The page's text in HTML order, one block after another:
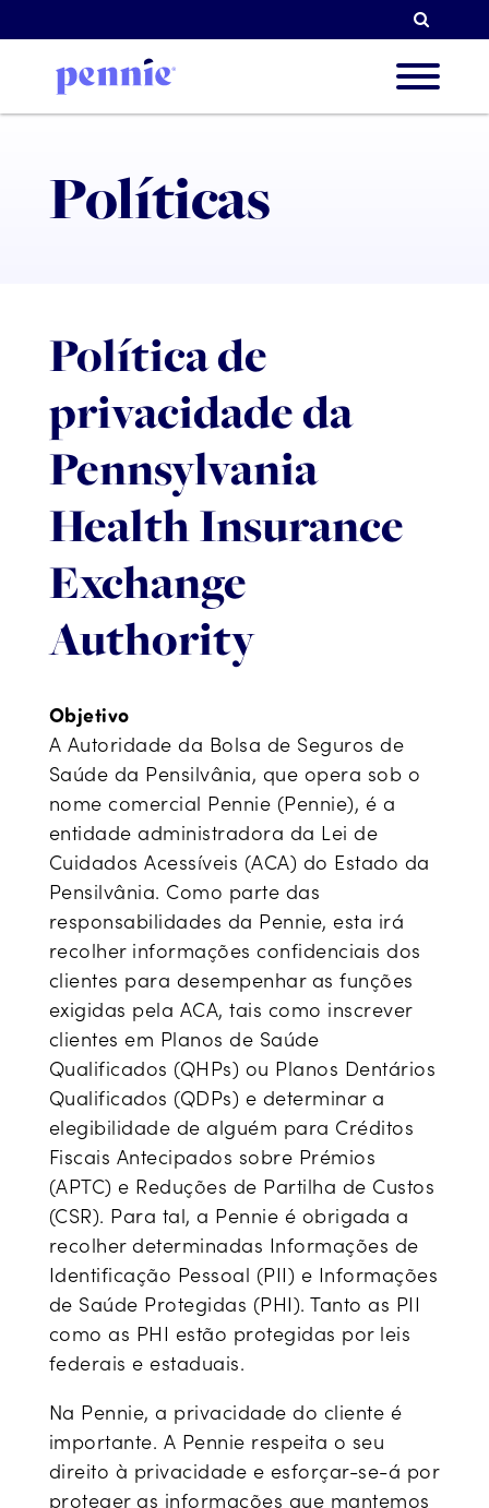
Políticas
Política de
privacidade da
Pennsylvania
Health Insurance
Exchange
Authority
Objetivo
A Autoridade da Bolsa de Seguros de
Saúde da Pensilvânia, que opera sob o
nome comercial Pennie (Pennie), é a
entidade administradora da Lei de
Cuidados Acessíveis (ACA) do Estado da
Pensilvânia. Como parte das
responsabilidades da Pennie, esta irá
recolher informações confidenciais dos
clientes para desempenhar as funções
exigidas pela ACA, tais como inscrever
clientes em Planos de Saúde
Qualificados (QHPs) ou Planos Dentários
Qualificados (QDPs) e determinar a
elegibilidade de alguém para Créditos
Fiscais Antecipados sobre Prémios
(APTC) e Reduções de Partilha de Custos
(CSR). Para tal, a Pennie é obrigada a
recolher determinadas Informações de
Identificação Pessoal (PII) e Informações
de Saúde Protegidas (PHI). Tanto as PII
como as PHI estão protegidas por leis
federais e estaduais.
Na Pennie, a privacidade do cliente é
importante. A Pennie respeita o seu
direito à privacidade e esforçar-se-á por
proteger as informações que mantemos